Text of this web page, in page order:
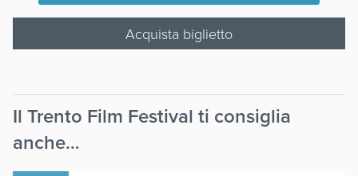
Acquista biglietto
Il Trento Film Festival ti consiglia
anche…